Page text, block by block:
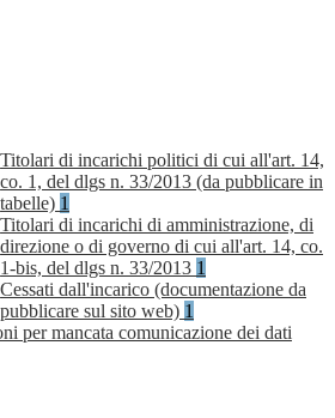
Titolari di incarichi politici di cui all'art. 14,
co. 1, del dlgs n. 33/2013 (da pubblicare in
tabelle) 1
Titolari di incarichi di amministrazione, di
direzione o di governo di cui all'art. 14, co.
1-bis, del dlgs n. 33/2013 1
Cessati dall'incarico (documentazione da
pubblicare sul sito web) 1
per mancata comunicazione dei dati